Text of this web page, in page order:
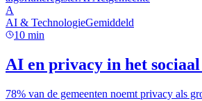
A
AI & TechnologieGemiddeld
10 min
AI en privacy in het
78% van de gemeenten noemt privacy als